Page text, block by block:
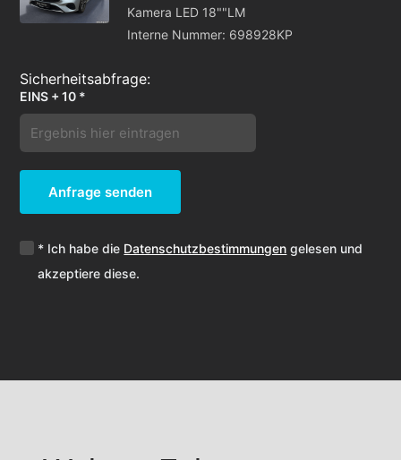
Kamera LED 18""LM
Interne Nummer: 698928KP
EINS + 10 *
Anfrage senden
* Ich habe die Datenschutzbestimmungen gelesen und
akzeptiere diese.